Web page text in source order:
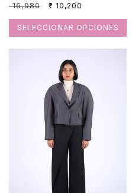
Precio
₹ 16,980
Precio
oferta
₹ 10,200
SELECCIONAR OPCIONES